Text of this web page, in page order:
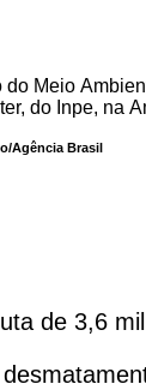
Agência Brasil
de 3,6